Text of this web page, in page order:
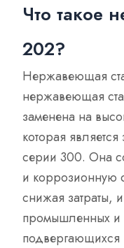
Что такое
202?
Нержавеющая
нержавеющая
заменена на
которая
серии 300. Она
и коррозионную
снижая затраты,
промышленных и
подвергающихся